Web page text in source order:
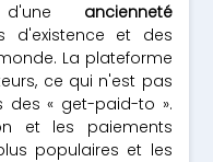
d'une ancienneté
d'existence et des
La plateforme
ce qui n'est pas
des « get-paid-to ».
et les paiements
populaires et les